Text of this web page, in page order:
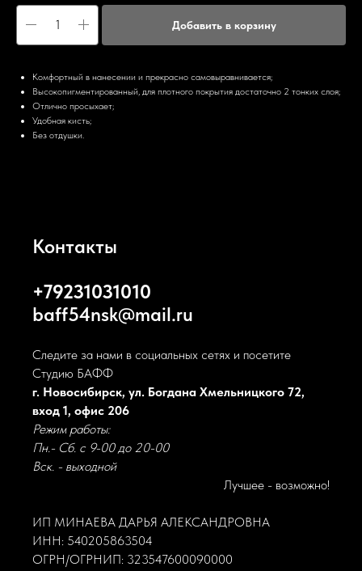
Добавить в корзину
Комфортный в нанесении и прекрасно самовыравнивается;
Высокопигментированный, для плотного покрытия достаточно 2 тонких слоя;
Отлично просыхает;
Удобная кисть;
Без отдушки.
Контакты
+79231031010
baff54nsk@mail.ru
Следите за нами в социальных сетях и посетите
Студию БАФФ
г. Новосибирск, ул. Богдана Хмельницкого 72,
вход 1, офис 206
Режим работы:
Пн.- Сб. с 9-00 до 20-00
Вск. - выходной
Лучшее - возможно!
ИП МИНАЕВА ДАРЬЯ АЛЕКСАНДРОВНА
ИНН: 540205863504
ОГРН/ОГРНИП: 323547600090000